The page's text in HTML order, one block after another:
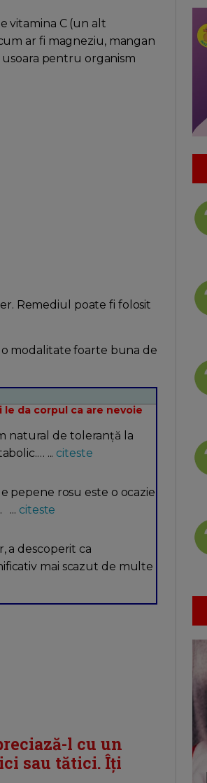
vitamina C (un alt
ar fi magneziu, mangan
pentru organism
Remediul poate fi folosit
modalitate foarte buna de
le da corpul ca are nevoie
natural de toleranță la
... citeste
pepene rosu este o ocazie
... citeste
a descoperit ca
mai scazut de multe
l cu un
sau tătici. Îți